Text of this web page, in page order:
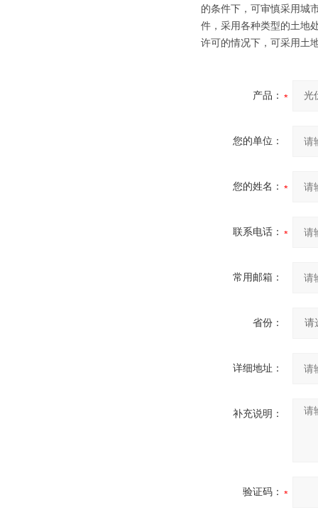
的条件下，可审慎采用城
件，采用各种类型的土地
许可的情况下，可采用土
产品：
您的单位：
您的姓名：
联系电话：
常用邮箱：
省份：
详细地址：
补充说明：
验证码：